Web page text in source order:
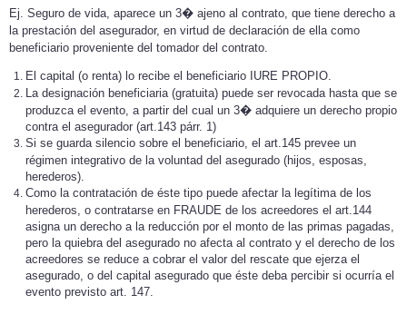
Ej. Seguro de vida, aparece un 3� ajeno al contrato, que tiene derecho a
la prestación del asegurador, en virtud de declaración de ella como
beneficiario proveniente del tomador del contrato.
El capital (o renta) lo recibe el beneficiario IURE PROPIO.
La designación beneficiaria (gratuita) puede ser revocada hasta que se
produzca el evento, a partir del cual un 3� adquiere un derecho propio
contra el asegurador (art.143 párr. 1)
Si se guarda silencio sobre el beneficiario, el art.145 prevee un
régimen integrativo de la voluntad del asegurado (hijos, esposas,
herederos).
Como la contratación de éste tipo puede afectar la legítima de los
herederos, o contratarse en FRAUDE de los acreedores el art.144
asigna un derecho a la reducción por el monto de las primas pagadas,
pero la quiebra del asegurado no afecta al contrato y el derecho de los
acreedores se reduce a cobrar el valor del rescate que ejerza el
asegurado, o del capital asegurado que éste deba percibir si ocurría el
evento previsto art. 147.